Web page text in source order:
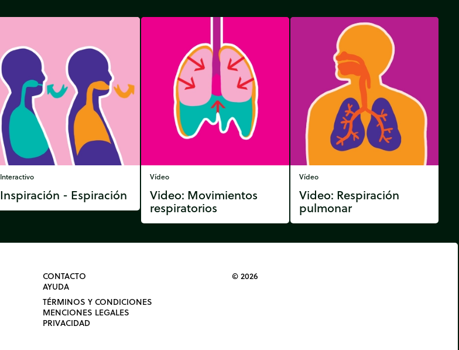
Interactivo
Inspiración - Espiración
Vídeo
Video: Movimientos
respiratorios
Vídeo
Video: Respiración
pulmonar
CONTACTO
AYUDA
TÉRMINOS Y CONDICIONES
MENCIONES LEGALES
PRIVACIDAD
© 2026